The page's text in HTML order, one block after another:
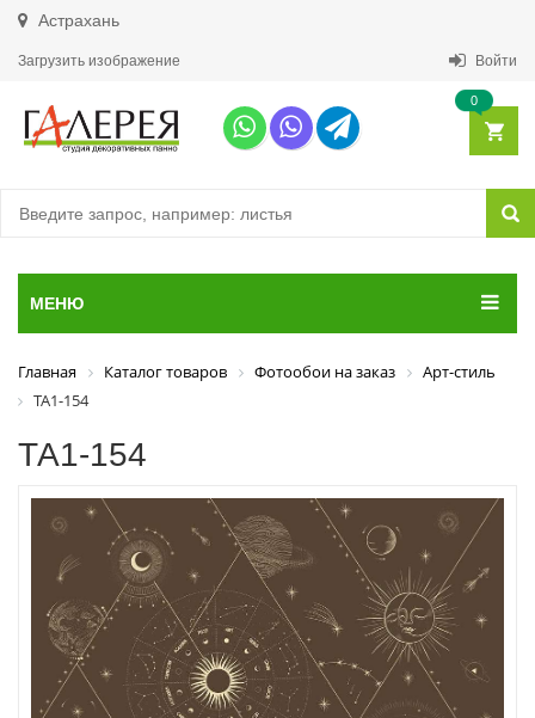
Астрахань
Загрузить изображение Войти
0
МЕНЮ
Главная Каталог товаров Фотообои на заказ
Арт-стиль
ТА1-154
ТА1-154